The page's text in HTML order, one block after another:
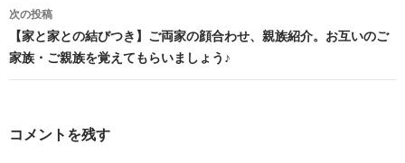
ビ
ゲ
ー
ョ
次の投稿
【家と家との結びつき】ご両家の顔合わせ、親族紹介。お互いのご
家族・ご親族を覚えてもらいましょう♪
コメントを残す